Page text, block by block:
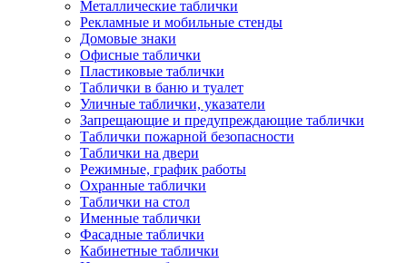
Металлические таблички
Рекламные и мобильные стенды
Домовые знаки
Офисные таблички
Пластиковые таблички
Таблички в баню и туалет
Уличные таблички, указатели
Запрещающие и предупреждающие таблички
Таблички пожарной безопасности
Таблички на двери
Режимные, график работы
Охранные таблички
Таблички на стол
Именные таблички
Фасадные таблички
Кабинетные таблички